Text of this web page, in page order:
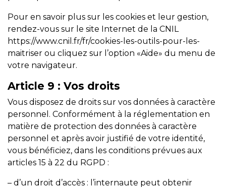
Pour en savoir plus sur les cookies et leur gestion,
rendez-vous sur le site Internet de la CNIL
https://www.cnil.fr/fr/cookies-les-outils-pour-les-
maitriser ou cliquez sur l’option «Aide» du menu de
votre navigateur.
Article 9 : Vos droits
Vous disposez de droits sur vos données à caractère
personnel. Conformément à la réglementation en
matière de protection des données à caractère
personnel et après avoir justifié de votre identité,
vous bénéficiez, dans les conditions prévues aux
articles 15 à 22 du RGPD :
– d’un droit d’accès : l’internaute peut obtenir